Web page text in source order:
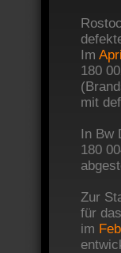
Im
180
mit
In Bw
180
Zur
für
im